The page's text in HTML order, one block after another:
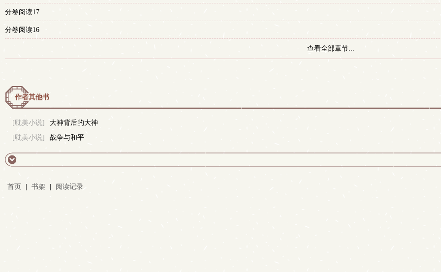
分卷阅读17
分卷阅读16
查看全部章节...
作者其他书
[耽美小说]
大神背后的大神
[耽美小说]
战争与和平
首页 书架 阅读记录